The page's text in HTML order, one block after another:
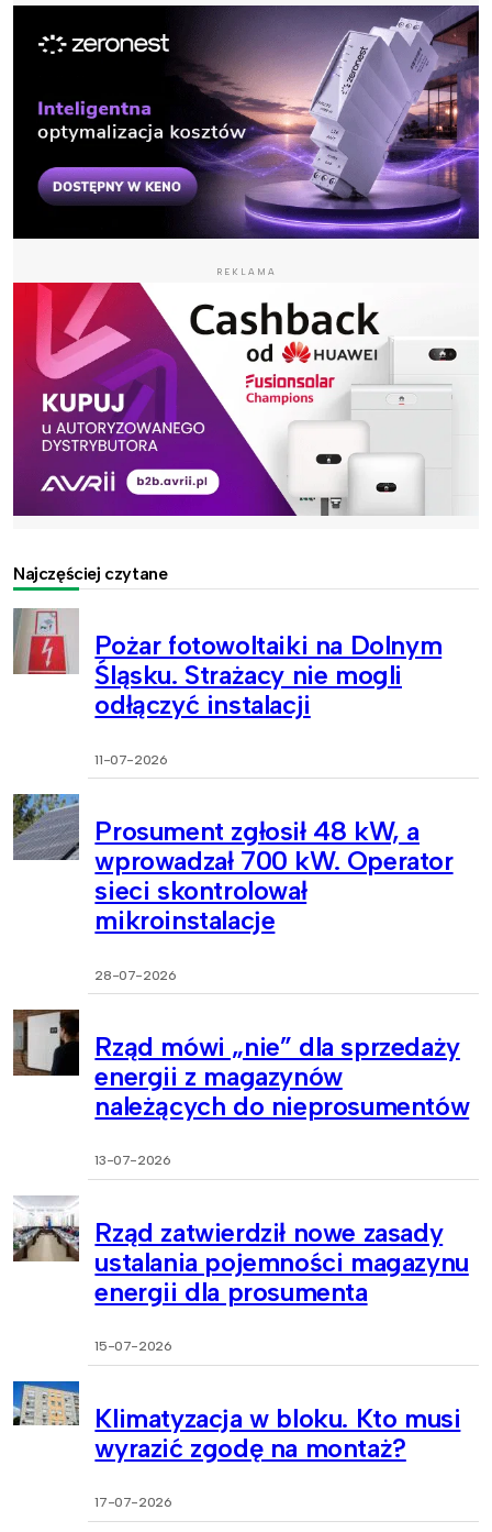
REKLAMA
Najczęściej czytane
Pożar fotowoltaiki na Dolnym
Śląsku. Strażacy nie mogli
odłączyć instalacji
11-07-2026
Prosument zgłosił 48 kW, a
wprowadzał 700 kW. Operator
sieci skontrolował
mikroinstalacje
28-07-2026
Rząd mówi „nie” dla sprzedaży
energii z magazynów
należących do nieprosumentów
13-07-2026
Rząd zatwierdził nowe zasady
ustalania pojemności magazynu
energii dla prosumenta
15-07-2026
Klimatyzacja w bloku. Kto musi
wyrazić zgodę na montaż?
17-07-2026